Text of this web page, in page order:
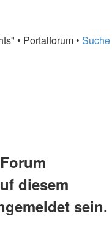
• Portalforum • Suche
diesem
sein.